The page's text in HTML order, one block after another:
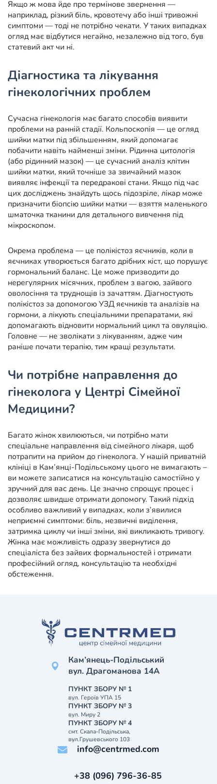
Якщо ж мова йде про термінове звернення —
наприклад, різкий біль, кровотечу або інші тривожні
симптоми — тоді не потрібно чекати. У таких випадках
огляд має відбутися негайно, незалежно від того, був
статевий акт чи ні.
Діагностика та лікування
гінекологічних проблем
Сучасна гінекологія має багато способів виявити
проблеми на ранній стадії. Кольпоскопія — це огляд
шийки матки під збільшенням, який допомагає
побачити навіть найменші зміни. Рідинна цитологія
(або рідинний мазок) — це сучасний аналіз клітин
шийки матки, який точніше за звичайний мазок
виявляє інфекції та передракові стани. Якщо під час
цих досліджень знайдуть щось підозріле, лікар може
призначити біопсію шийки матки — взяття маленького
шматочка тканини для детального вивчення під
мікроскопом.
Окрема проблема — це полікістоз яєчників, коли в
яєчниках утворюється багато дрібних кіст, що порушує
гормональний баланс. Це може призводити до
нерегулярних місячних, проблем з вагою, зайвого
оволосіння та труднощів із зачаттям. Діагностують
полікістоз за допомогою УЗД яєчників та аналізів на
гормони, а лікують спеціальними препаратами, які
допомагають відновити нормальний цикл та овуляцію.
Головне — не зволікати з лікуванням, адже чим
раніше почати терапію, тим кращі результати.
Чи потрібне направлення до
гінеколога у Центрі Сімейної
Медицини?
Багато жінок хвилюються, чи потрібно мати
спеціальне направлення від сімейного лікаря, щоб
потрапити на прийом до гінеколога. У нашій приватній
клініці в Кам’янці-Подільському цього не вимагають –
ви можете записатися на консультацію самостійно у
зручний для вас день. Це значно спрощує процес і
дозволяє швидше отримати допомогу. Такий підхід
особливо важливий у випадках, коли з’явилися
неприємні симптоми: біль, незвичні виділення,
затримка циклу чи інші зміни, які викликають тривогу.
Жінка має можливість одразу звернутися до
спеціаліста без зайвих формальностей і отримати
професійний огляд, консультацію та необхідні
обстеження.
Кам’янець-Подільський
вул. Драгоманова 14А
ПУНКТ ЗБОРУ № 1
вул. Героїв УПА 15
ПУНКТ ЗБОРУ № 3
вул. Миру 2
ПУНКТ ЗБОРУ № 4
смт. Скала-Подільська,
вул.Грушевського 103
info@centrmed.com
+38 (096) 796-36-85